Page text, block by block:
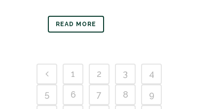
READ MORE
1 2 3
4
5
6 7 8
9